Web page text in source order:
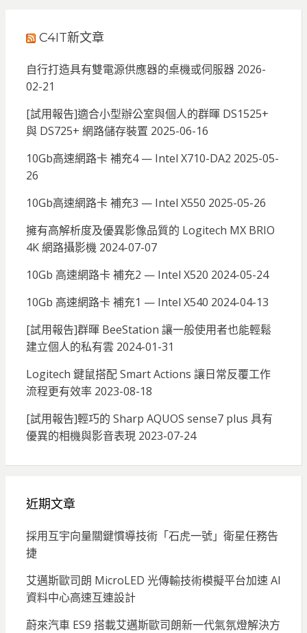
C4IT新文章
自行打造具有雙電源供應器的桌機或伺服器 2026-
02-21
[試用報告]適合小型辦公室與個人的群暉 DS1525+
與 DS725+ 網路儲存裝置 2025-06-16
10Gb高速網路卡 補充4 — Intel X710-DA2 2025-05-
26
10Gb高速網路卡 補充3 — Intel X550 2025-05-26
擁有高解析度及優異影像品質的 Logitech MX BRIO
4K 網路攝影機 2024-07-07
10Gb 高速網路卡 補充2 — Intel X520 2024-05-24
10Gb 高速網路卡 補充1 — Intel X540 2024-04-13
[試用報告]群暉 BeeStation 讓一般使用者也能輕鬆
建立個人的私有雲 2024-01-31
Logitech 鍵鼠搭配 Smart Actions 讓日常反覆工作
流程更有效率 2023-08-18
[試用報告]輕巧的 Sharp AQUOS sense7 plus 具有
優異的相機與影音表現 2023-07-24
近期文章
採用互宇向量關鍵慣導技術「石虎一號」衛星任務告
捷
艾邁斯歐司朗 MicroLED 光傳輸技術模擬平台加速 AI
資料中心高速互連設計
蔚來汽車 ES9 搭載艾邁斯歐司朗新一代氣氛燈解決方